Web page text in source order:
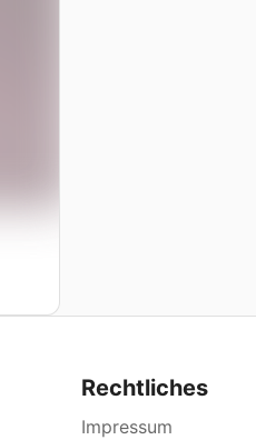
Rechtliches
Impressum